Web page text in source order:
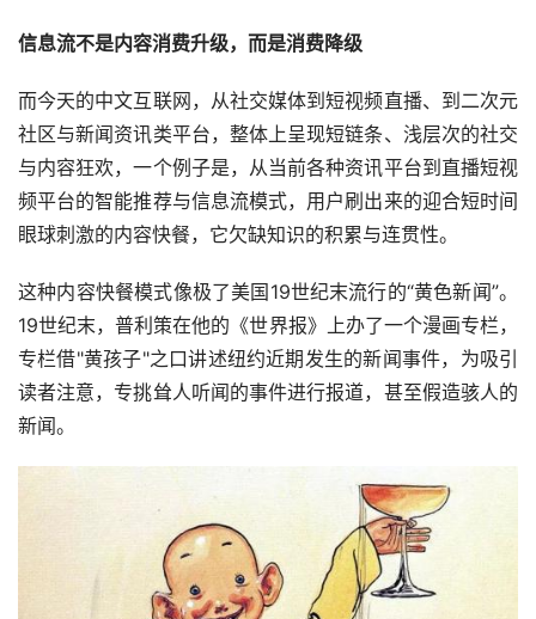
信息流不是内容消费升级，而是消费降级
而今天的中文互联网，从社交媒体到短视频直播、到二次元
社区与新闻资讯类平台，整体上呈现短链条、浅层次的社交
与内容狂欢，一个例子是，从当前各种资讯平台到直播短视
频平台的智能推荐与信息流模式，用户刷出来的迎合短时间
眼球刺激的内容快餐，它欠缺知识的积累与连贯性。
这种内容快餐模式像极了美国19世纪末流行的“黄色新闻”。
19世纪末，普利策在他的《世界报》上办了一个漫画专栏，
专栏借"黄孩子"之口讲述纽约近期发生的新闻事件，为吸引
读者注意，专挑耸人听闻的事件进行报道，甚至假造骇人的
新闻。